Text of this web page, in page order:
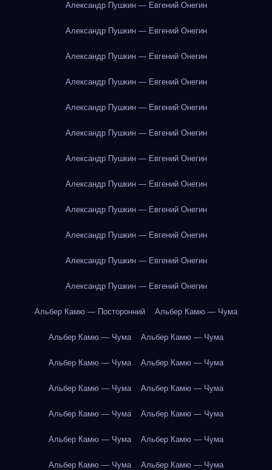
Александр Пушкин — Евгений Онегин
Александр Пушкин — Евгений Онегин
Александр Пушкин — Евгений Онегин
Александр Пушкин — Евгений Онегин
Александр Пушкин — Евгений Онегин
Александр Пушкин — Евгений Онегин
Александр Пушкин — Евгений Онегин
Александр Пушкин — Евгений Онегин
Александр Пушкин — Евгений Онегин
Александр Пушкин — Евгений Онегин
Александр Пушкин — Евгений Онегин
Александр Пушкин — Евгений Онегин
Альбер Камю — Посторонний Альбер Камю — Чума
Альбер Камю — Чума Альбер Камю — Чума
Альбер Камю — Чума Альбер Камю — Чума
Альбер Камю — Чума Альбер Камю — Чума
Альбер Камю — Чума Альбер Камю — Чума
Альбер Камю — Чума Альбер Камю — Чума
Альбер Камю — Чума Альбер Камю — Чума